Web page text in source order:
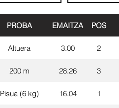
PROBA EMAITZA POS
Altuera 3.00 2
200 m 28.26 3
Pisua (6 kg) 16.04 1